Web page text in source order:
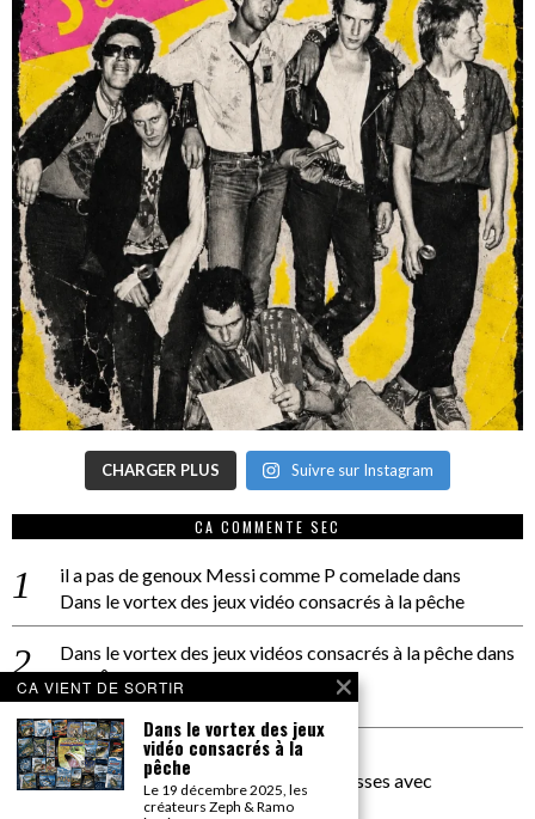
CHARGER PLUS Suivre sur Instagram
CA COMMENTE SEC
il a pas de genoux Messi comme P comeladedans
Dans le vortex des jeux vidéo consacrés à la pêche
Dans le vortex des jeux vidéos consacrés à la pêchedans
PACÔME THIELLEMENT
La séance d’Hip Gnose
La Patrie
dans
On a parlé Dolce Vita et lutte des classes avec
Bernardino Femminielli
CA VIENT DE SORTIR
Dans le vortex des jeux
vidéo consacrés à la
pêche
Le 19 décembre 2025, les
créateurs Zeph & Ramo